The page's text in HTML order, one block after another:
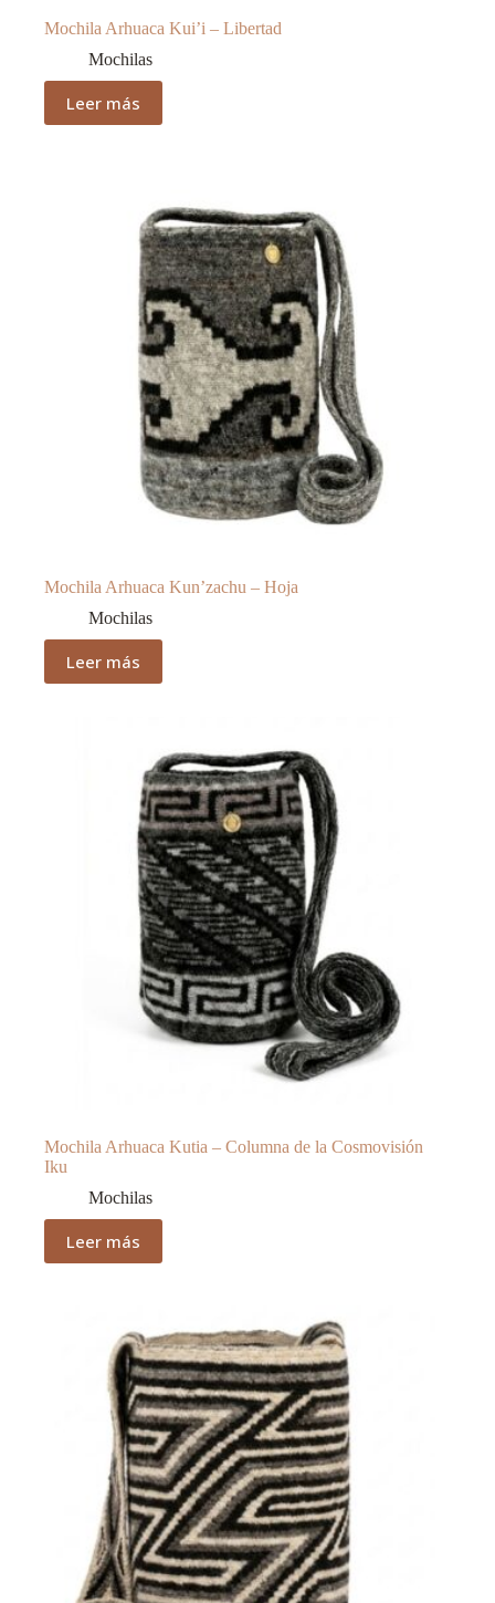
Mochila Arhuaca Kui’i – Libertad
Mochilas
Leer más
Mochila Arhuaca Kun’zachu – Hoja
Mochilas
Leer más
Mochila Arhuaca Kutia – Columna de la Cosmovisión
Iku
Mochilas
Leer más